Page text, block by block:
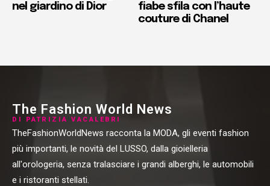
nel giardino di Dior
fiabe sfila con l’haute
couture di Chanel
The Fashion World News
DI PATRIZIA VACALEBRI
TheFashionWorldNews racconta la MODA, gli eventi fashion
più importanti, le novità del LUSSO, dalla gioielleria
all'orologeria, senza tralasciare i grandi alberghi, le automobili
e i ristoranti stellati.